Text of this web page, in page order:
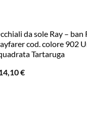
da sole Ray – ban
cod. colore 902
Tartaruga
€